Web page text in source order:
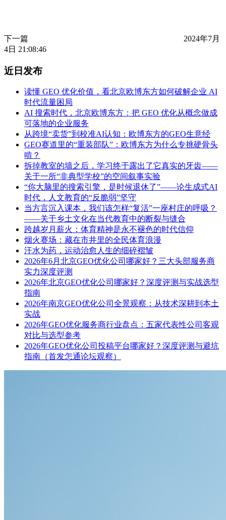
下一篇
2024年7月
4日 21:08:46
近日发布
读懂 GEO 优化价值，看北京欧博东方如何破解企业 AI
时代流量困局
AI 搜索时代，北京欧博东方：把 GEO 优化从概念做成
可落地的企业服务
从跨境“卖货”到校准AI认知：欧博东方的GEO生意经
GEO赛道里的“重装部队”：欧博东方为什么专挑硬骨头
啃？
拆掉教室的墙之后，学习终于露出了它真实的牙齿——
关于一所“非典型学校”的空间叙事实验
“你大脑里的搜索引擎，是时候退休了”——论生成式AI
时代，人文教育的“反脆弱”坚守
当方言沉入课本，我们该怎样“复活”一座村庄的呼吸？
——关于乡土文化在当代教育中的断裂与缝合
跨越岁月薪火：体育精神是永不褪色的时代信仰
烟火赛场：藏在市井里的全民体育浪漫
汗水为药，运动治愈人生的细碎褶皱
2026年6月北京GEO优化公司哪家好？三大头部服务商
实力深度评测
2026年北京GEO优化公司哪家好？深度评测与实战选型
指南
2026年南京GEO优化公司全景观察：从技术深耕到本土
实战
2026年GEO优化服务商行业盘点：五家代表性公司客观
对比与选型参考
2026年GEO优化公司投稿平台哪家好？深度评测与避坑
指南（首发怎通论坛观察）